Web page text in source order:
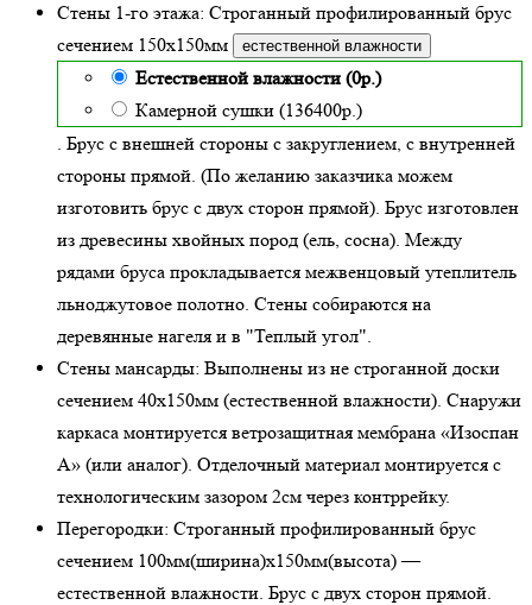
Стены 1-го этажа: Строганный профилированный брус
сечением 150х150мм
естественной влажности
Естественной влажности (0р.)
Камерной сушки (136400р.)
. Брус с внешней стороны с закруглением, с внутренней
стороны прямой. (По желанию заказчика можем
изготовить брус с двух сторон прямой). Брус изготовлен
из древесины хвойных пород (ель, сосна). Между
рядами бруса прокладывается межвенцовый утеплитель
льноджутовое полотно. Стены собираются на
деревянные нагеля и в "Теплый угол".
Стены мансарды: Выполнены из не строганной доски
сечением 40х150мм (естественной влажности). Снаружи
каркаса монтируется ветрозащитная мембрана «Изоспан
А» (или аналог). Отделочный материал монтируется с
технологическим зазором 2см через контррейку.
Перегородки: Строганный профилированный брус
сечением 100мм(ширина)x150мм(высота) —
естественной влажности. Брус с двух сторон прямой.